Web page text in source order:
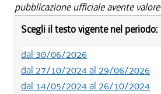
pubblicazione ufficiale avente
Scegli il testo vigente nel periodo:
dal 30/06/2026
dal 27/10/2024 al 29/06/2026
dal 14/05/2024 al 26/10/2024